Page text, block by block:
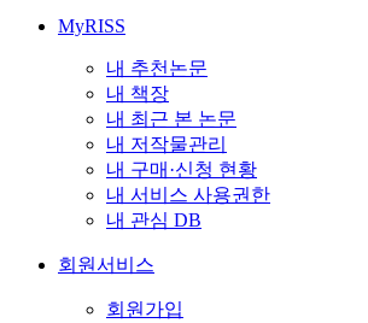
MyRISS
내 추천논문
내 책장
내 최근 본 논문
내 저작물관리
내 구매·신청 현황
내 서비스 사용권한
내 관심 DB
회원서비스
회원가입